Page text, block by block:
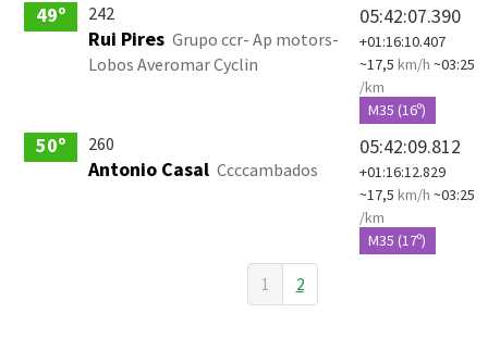
49º 242
Rui Pires Grupo ccr- Ap motors-
Lobos Averomar Cyclin
05:42:07.390
+01:16:10.407
~17,5 km/h ~03:25
/km
M35 (16º)
50º 260
Antonio Casal Ccccambados
05:42:09.812
+01:16:12.829
~17,5 km/h ~03:25
/km
M35 (17º)
1 2